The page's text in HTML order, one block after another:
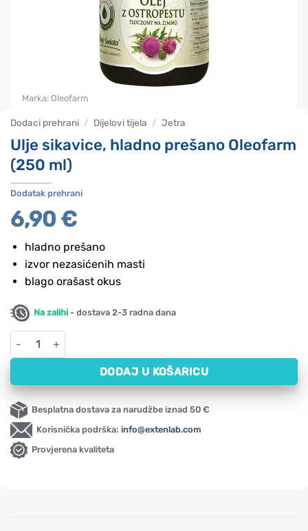
Dodaci prehrani / Dijelovi tijela / Jetra
Ulje sikavice, hladno prešano Oleofarm
(250 ml)
Dodatak prehrani
6,90 €
hladno prešano
izvor nezasićenih masti
blago orašast okus
Na zalihi - dostava 2-3 radna dana
Ulje sikavice, hladno prešano Oleofarm (250 ml) količina
DODAJ U KOŠARICU
Besplatna dostava za narudžbe iznad 50 €
Korisnička podrška: info@extenlab.com
Provjerena kvaliteta
Marka: Oleofarm